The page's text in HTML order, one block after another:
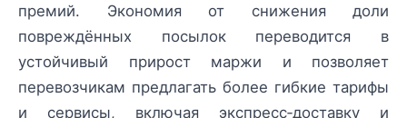
премий. Экономия от снижения доли
повреждённых посылок переводится в
устойчивый прирост маржи и позволяет
перевозчикам предлагать более гибкие тарифы
и сервисы, включая экспресс‑доставку и